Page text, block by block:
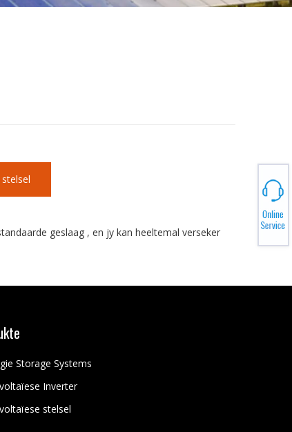
Français
geslaag , en jy kan heeltemal verseker
Storage Systems
Inverter
stelsel